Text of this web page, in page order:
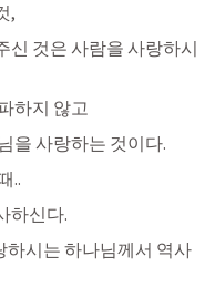
,
신 것은 사람을 사랑하시
하지 않고
을 사랑하는 것이다.
..
하신다.
시는 하나님께서 역사